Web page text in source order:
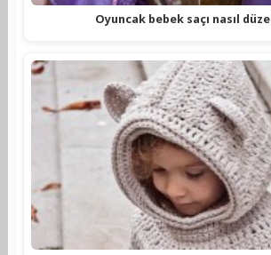
Oyuncak bebek saçı nasıl